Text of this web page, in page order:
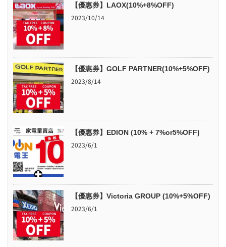
【優惠券】LAOX(10%+8%OFF)
2023/10/14
【優惠券】GOLF PARTNER(10%+5%OFF)
2023/8/14
【優惠券】EDION (10% + 7%or5%OFF)
2023/6/1
【優惠券】Victoria GROUP (10%+5%OFF)
2023/6/1